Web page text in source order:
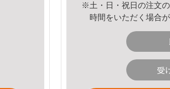
※土・日・祝日の注文
時間をいただく場合が
受